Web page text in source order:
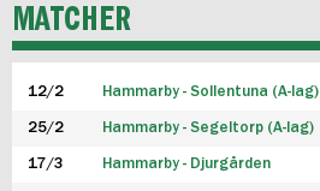
P19
F19
FUTSAL HERR
MATCHER
12/2 Hammarby - Sollentuna (A-lag)
25/2 Hammarby - Segeltorp (A-lag)
17/3 Hammarby - Djurgården